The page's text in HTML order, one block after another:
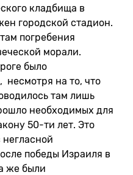
кладбища в
городской стадион.
погребения
морали.
было
несмотря на то, что
там лишь
необходимых для
50-ти лет. Это
победы Израиля в
же были